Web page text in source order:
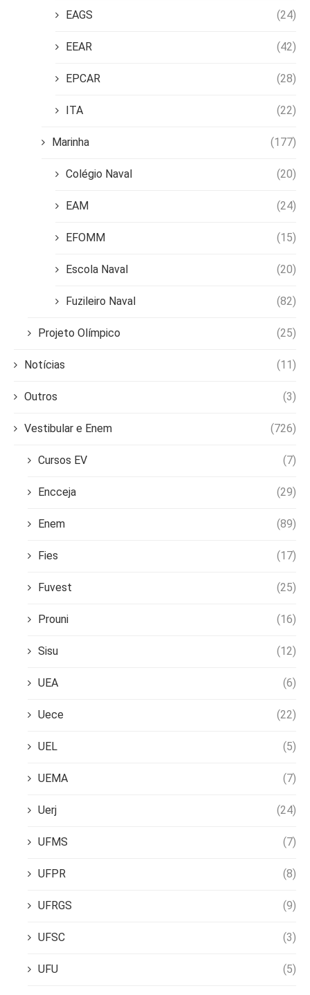
EAGS (24)
EEAR (42)
EPCAR (28)
ITA (22)
Marinha (177)
Colégio Naval (20)
EAM (24)
EFOMM (15)
Escola Naval (20)
Fuzileiro Naval (82)
Projeto Olímpico (25)
Notícias (11)
Outros (3)
Vestibular e Enem (726)
Cursos EV (7)
Encceja (29)
Enem (89)
Fies (17)
Fuvest (25)
Prouni (16)
Sisu (12)
UEA (6)
Uece (22)
UEL (5)
UEMA (7)
Uerj (24)
UFMS (7)
UFPR (8)
UFRGS (9)
UFSC (3)
UFU (5)